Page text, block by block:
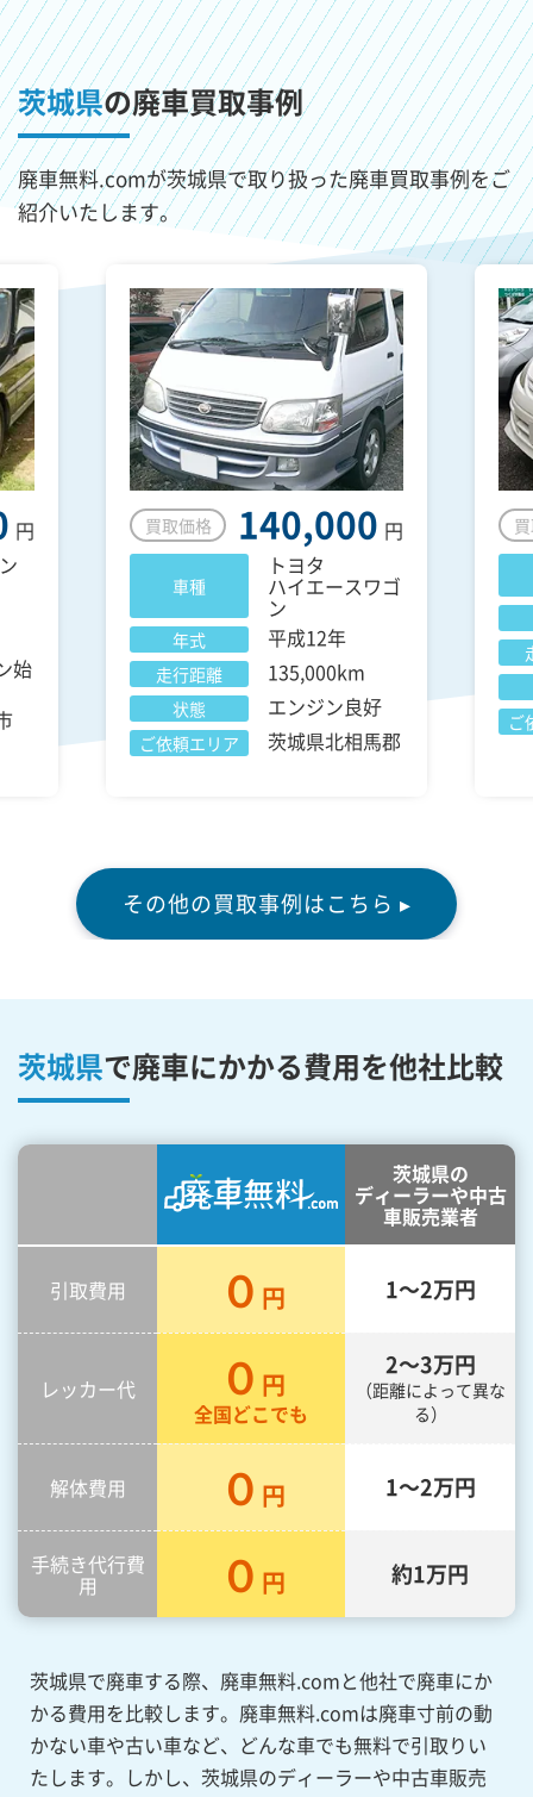
茨城県の廃車買取事例
廃車無料.comが茨城県で取り扱った廃車買取事例をご
紹介いたします。
円
始
買取価格 140,000 円
車種
トヨタ
ハイエースワゴ
ン
年式 平成12年
走行距離 135,000km
状態 エンジン良好
ご依頼エリア 茨城県北相馬郡
ご
その他の買取事例はこちら ▸
茨城県で廃車にかかる費用を他社比較
茨城県の
ディーラーや中古
車販売業者
引取費用 ０ 円 1～2万円
レッカー代 ０ 円
全国どこでも
2～3万円
（距離によって異な
る）
解体費用 ０ 円 1～2万円
手続き代行費
用 ０ 円 約1万円
茨城県で廃車する際、廃車無料.comと他社で廃車にか
かる費用を比較します。廃車無料.comは廃車寸前の動
かない車や古い車など、どんな車でも無料で引取りい
たします。しかし、茨城県のディーラーや中古車販売